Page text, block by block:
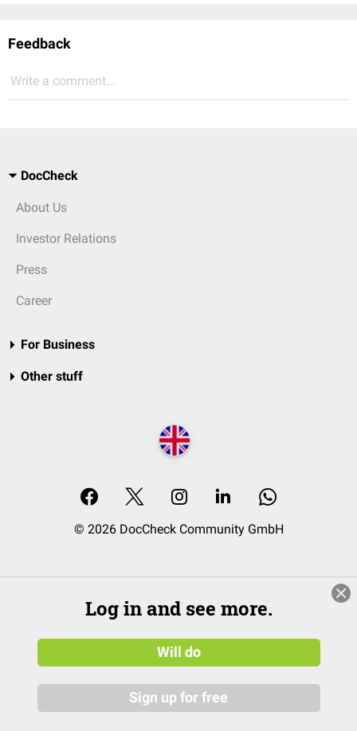
Feedback
Write a comment...
DocCheck
About Us
Investor Relations
Press
Career
For Business
Other stuff
© 2026 DocCheck Community GmbH
Log in and see more.
Will do
Sign up for free